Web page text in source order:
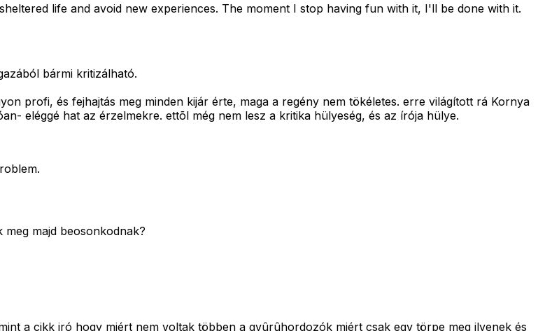
life and avoid new experiences. The moment I stop having fun with it, I'll be done with it.
bármi kritizálható.
profi, és fejhajtás meg minden kijár érte, maga a regény nem tökéletes. erre világított rá Kornya
eléggé hat az érzelmekre. ettõl még nem lesz a kritika hülyeség, és az írója hülye.
majd beosonkodnak?
a cikk iró hogy miért nem voltak többen a gyûrûhordozók miért csak egy törpe meg ilyenek és